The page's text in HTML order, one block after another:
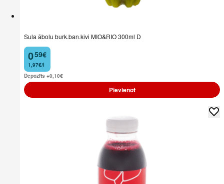
Sula ābolu burk.ban.kivi MIO&RIO 300ml D
0
. 59€
1,97€/l
Depozīts +0,10€
Pievienot